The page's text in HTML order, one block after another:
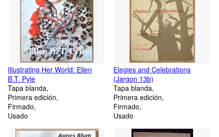
Illustrating Her World: Ellen
B.T. Pyle
Tapa blanda
Primera edición
Firmado
Usado
Elegies and Celebrations
(Jargon 13b)
Tapa blanda
Primera edición
Firmado
Usado